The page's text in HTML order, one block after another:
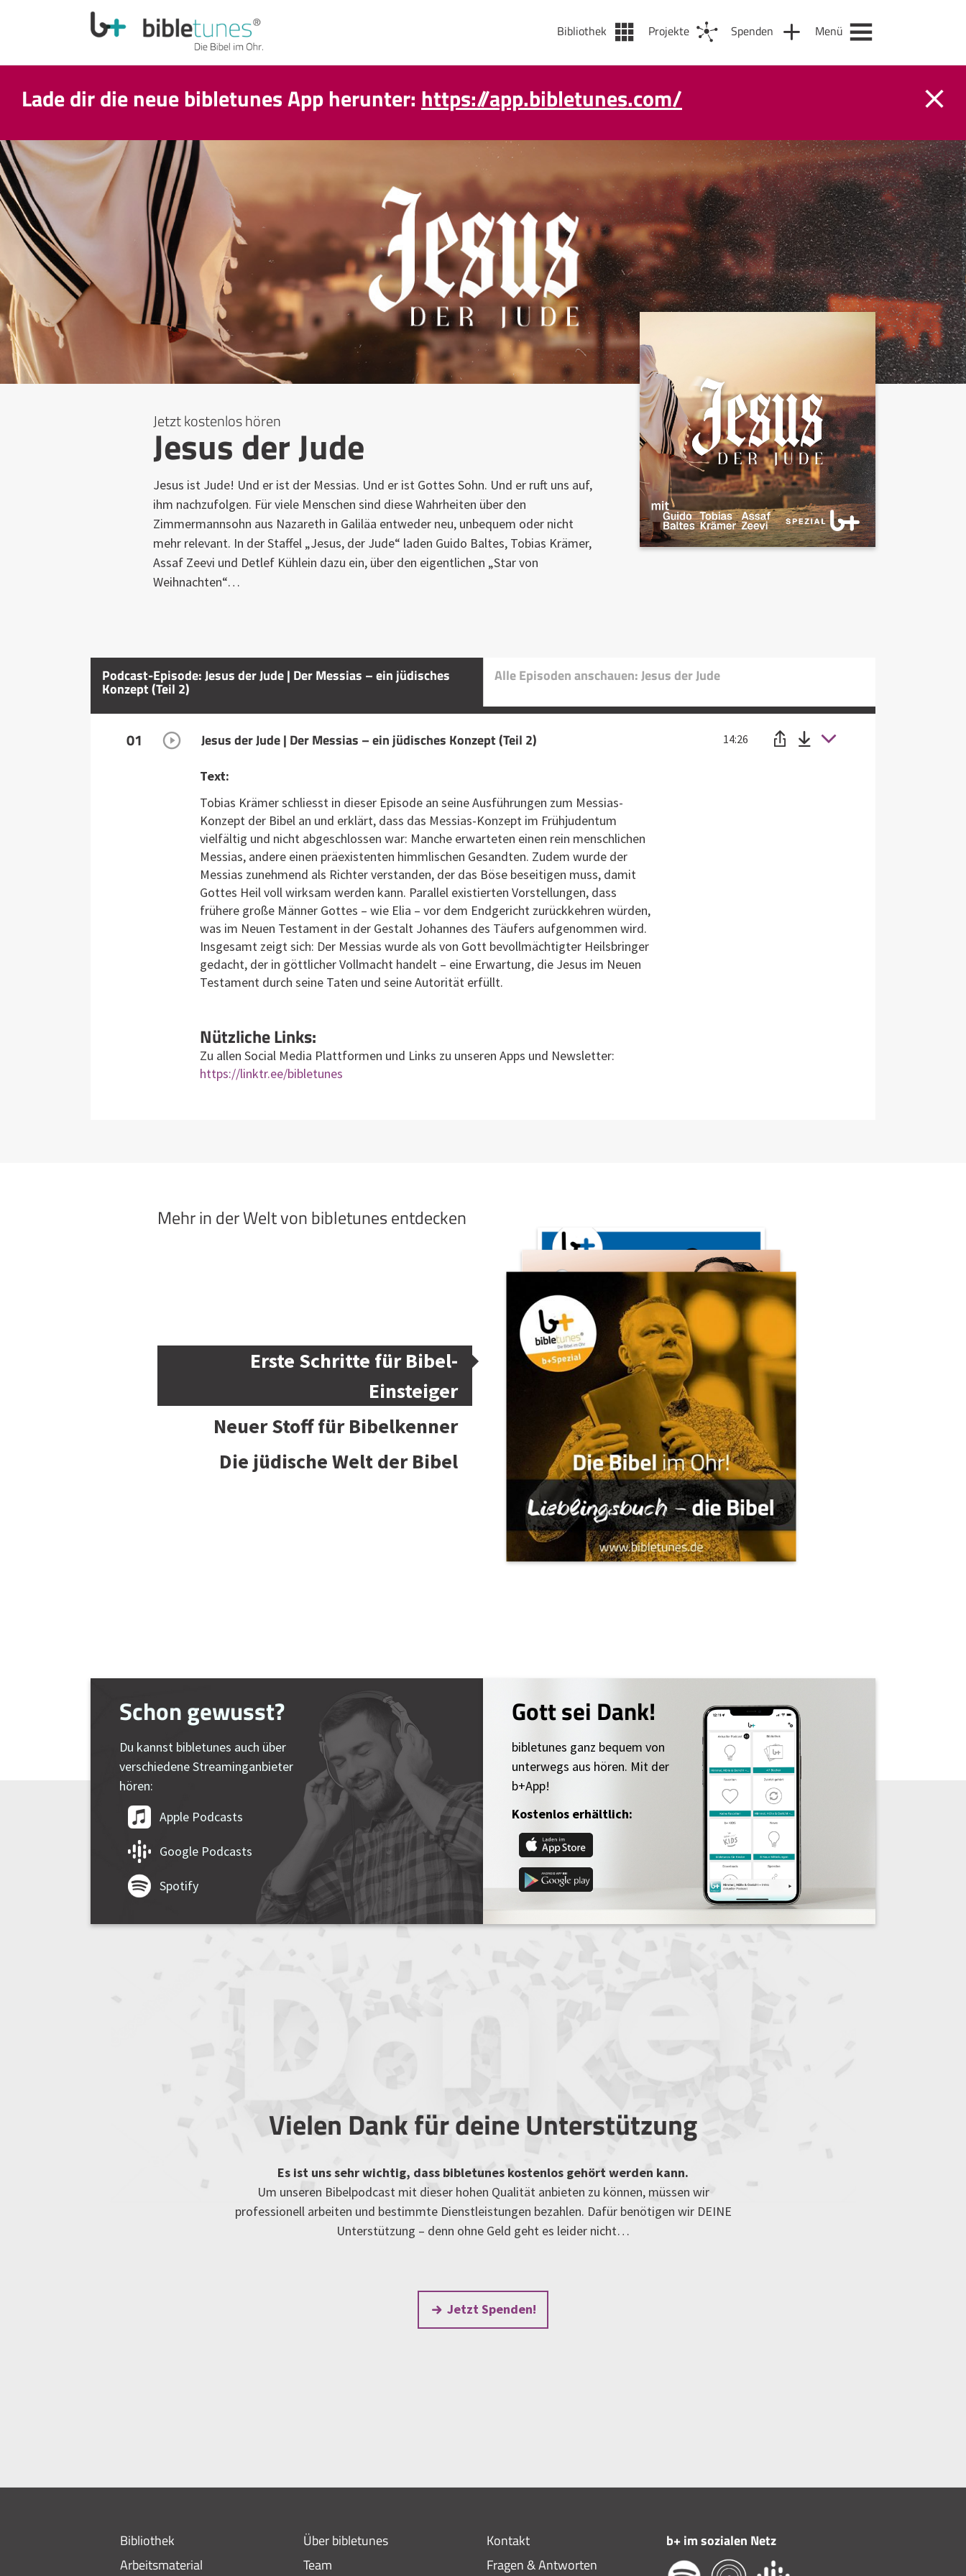
Bibliothek Projekte Spenden Menü
Lade dir die neue bibletunes App herunter: https://app.bibletunes.com/
Jetzt kostenlos hören
Jesus der Jude
Jesus ist Jude! Und er ist der Messias. Und er ist Gottes Sohn. Und er ruft uns auf,
ihm nachzufolgen. Für viele Menschen sind diese Wahrheiten über den
Zimmermannsohn aus Nazareth in Galiläa entweder neu, unbequem oder nicht
mehr relevant. In der Staffel „Jesus, der Jude“ laden Guido Baltes, Tobias Krämer,
Assaf Zeevi und Detlef Kühlein dazu ein, über den eigentlichen „Star von
Weihnachten“…
Podcast-Episode: Jesus der Jude | Der Messias – ein jüdisches
Konzept (Teil 2)
Alle Episoden anschauen: Jesus der Jude
01 Jesus der Jude | Der Messias – ein jüdisches Konzept (Teil 2) 14:26
Text:
Tobias Krämer schliesst in dieser Episode an seine Ausführungen zum Messias-
Konzept der Bibel an und erklärt, dass das Messias-Konzept im Frühjudentum
vielfältig und nicht abgeschlossen war: Manche erwarteten einen rein menschlichen
Messias, andere einen präexistenten himmlischen Gesandten. Zudem wurde der
Messias zunehmend als Richter verstanden, der das Böse beseitigen muss, damit
Gottes Heil voll wirksam werden kann. Parallel existierten Vorstellungen, dass
frühere große Männer Gottes – wie Elia – vor dem Endgericht zurückkehren würden,
was im Neuen Testament in der Gestalt Johannes des Täufers aufgenommen wird.
Insgesamt zeigt sich: Der Messias wurde als von Gott bevollmächtigter Heilsbringer
gedacht, der in göttlicher Vollmacht handelt – eine Erwartung, die Jesus im Neuen
Testament durch seine Taten und seine Autorität erfüllt.
Nützliche Links:
Zu allen Social Media Plattformen und Links zu unseren Apps und Newsletter:
https://linktr.ee/bibletunes
Mehr in der Welt von bibletunes entdecken
Erste Schritte für Bibel-
Einsteiger
Neuer Stoff für Bibelkenner
Die jüdische Welt der Bibel
Schon gewusst?
Du kannst bibletunes auch über
verschiedene Streaminganbieter
hören:
Apple Podcasts
Google Podcasts
Spotify
Gott sei Dank!
bibletunes ganz bequem von
unterwegs aus hören. Mit der
b+App!
Kostenlos erhältlich:
Vielen Dank für deine Unterstützung
Es ist uns sehr wichtig, dass bibletunes kostenlos gehört werden kann.
Um unseren Bibelpodcast mit dieser hohen Qualität anbieten zu können, müssen wir
professionell arbeiten und bestimmte Dienstleistungen bezahlen. Dafür benötigen wir DEINE
Unterstützung – denn ohne Geld geht es leider nicht…
Jetzt Spenden!
Bibliothek
Arbeitsmaterial
Über bibletunes
Team
Kontakt
Fragen & Antworten
b+ im sozialen Netz